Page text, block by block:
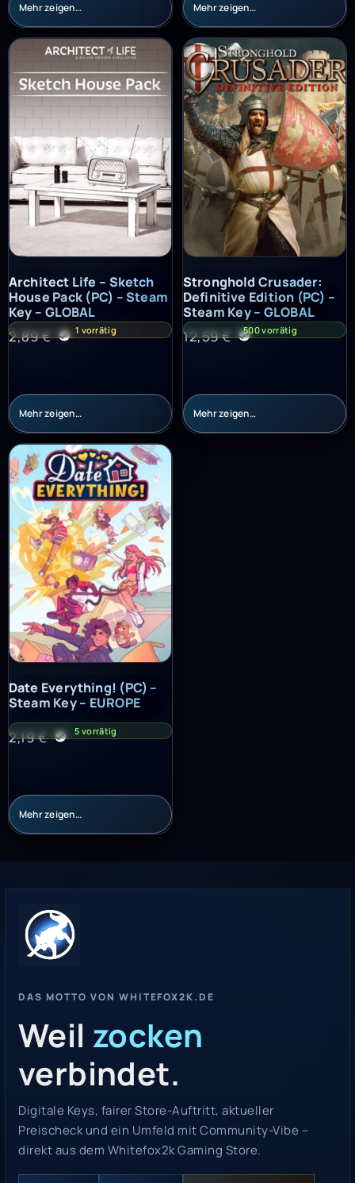
Mehr zeigen… Mehr zeigen…
Architect Life – Sketch House Pack (PC) – Steam Key – GLOBAL
Architect Life – Sketch
House Pack (PC) – Steam
Key – GLOBAL
2,89€ 1 vorrätig
Mehr zeigen…
Stronghold Crusader: Definitive
Stronghold Crusader:
Definitive Edition (PC) –
Steam Key – GLOBAL
12,59€ 500 vorrätig
Mehr zeigen…
Date Everything! (PC) – Steam Key – EUROPE
Date Everything! (PC) –
Steam Key – EUROPE
2,19€ 5 vorrätig
Mehr zeigen…
DAS MOTTO VON WHITEFOX2K.DE
Weil zocken
verbindet.
Digitale Keys, fairer Store-Auftritt, aktueller
Preischeck und ein Umfeld mit Community-Vibe –
direkt aus dem Whitefox2k Gaming Store.